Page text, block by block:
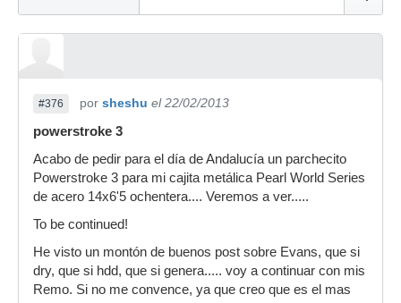
#376 por sheshu el 22/02/2013
powerstroke 3
Acabo de pedir para el día de Andalucía un parchecito
Powerstroke 3 para mi cajita metálica Pearl World Series
de acero 14x6'5 ochentera.... Veremos a ver.....
To be continued!
He visto un montón de buenos post sobre Evans, que si
dry, que si hdd, que si genera..... voy a continuar con mis
Remo. Si no me convence, ya que creo que es el mas